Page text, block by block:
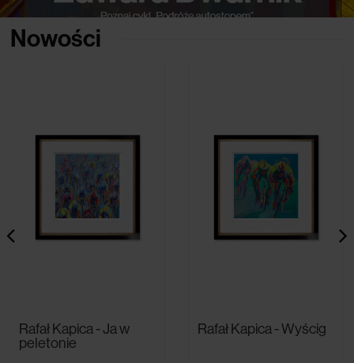
Nowości
Rafał Kapica - Ja w
peletonie
Rafał Kapica - Wyścig